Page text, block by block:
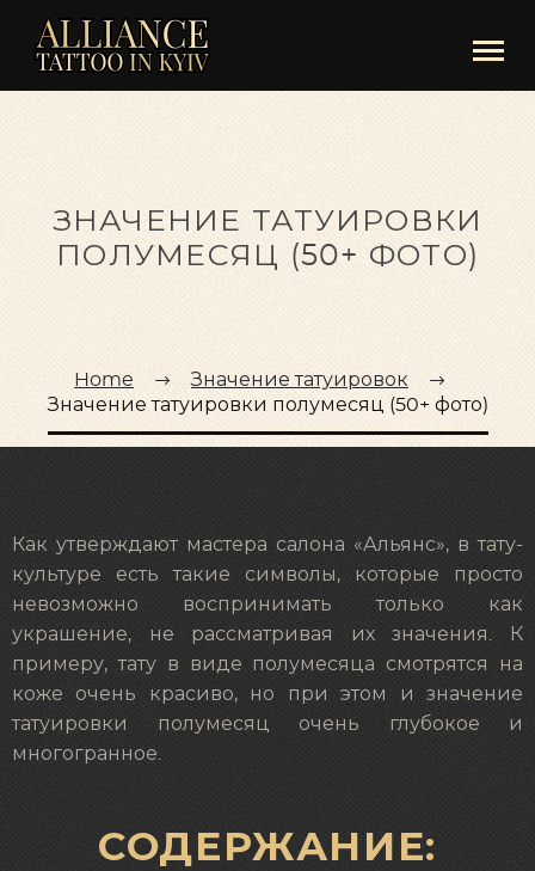
ЗНАЧЕНИЕ ТАТУИРОВКИ
ПОЛУМЕСЯЦ (50+ ФОТО)
Home
Значение татуировок
Значение татуировки полумесяц (50+ фото)
Как утверждают мастера салона «Альянс», в тату-
культуре есть такие символы, которые просто
невозможно воспринимать только как
украшение, не рассматривая их значения. К
примеру, тату в виде полумесяца смотрятся на
коже очень красиво, но при этом и значение
татуировки полумесяц очень глубокое и
многогранное.
СОДЕРЖАНИЕ: